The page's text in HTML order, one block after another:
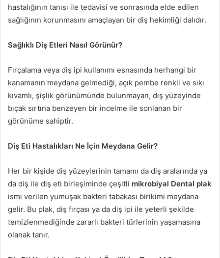
hastalığının tanısı ile tedavisi ve sonrasında elde edilen
sağlığının korunmasını amaçlayan bir diş hekimliği dalıdır.
Sağlıklı Diş Etleri Nasıl Görünür?
Fırçalama veya diş ipi kullanımı esnasında herhangi bir
kanamanın meydana gelmediği, açık pembe renkli ve sıkı
kıvamlı, şişlik görünümünde bulunmayan, dış yüzeyinde
bıçak sırtına benzeyen bir incelme ile sonlanan bir
görünüme sahiptir.
Diş Eti Hastalıkları Ne İçin Meydana Gelir?
Her bir kişide diş yüzeylerinin tamamı da diş aralarında ya
da diş ile diş eti birleşiminde çeşitli mikrobiyal Dental plak
ismi verilen yumuşak bakteri tabakası birikimi meydana
gelir. Bu plak, diş fırçası ya da diş ipi ile yeterli şekilde
temizlenmediğinde zararlı bakteri türlerinin yaşamasına
olanak tanır.